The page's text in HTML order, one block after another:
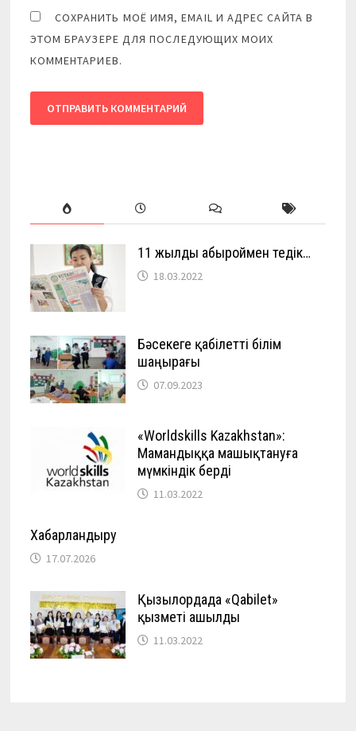
СОХРАНИТЬ МОЁ ИМЯ, EMAIL И АДРЕС САЙТА В
ЭТОМ БРАУЗЕРЕ ДЛЯ ПОСЛЕДУЮЩИХ МОИХ
КОММЕНТАРИЕВ.
11 жылды абыроймен өтедік…
18.03.2022
Бәсекеге қабілетті білім
шаңырағы
07.09.2023
«Worldskills Kazakhstan»:
Мамандыққа машықтануға
мүмкіндік берді
11.03.2022
Хабарландыру
17.07.2026
Қызылордада «Qabilet»
қызметі ашылды
11.03.2022